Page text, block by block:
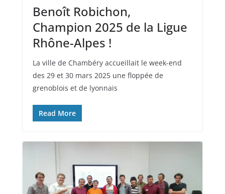
Benoît Robichon,
Champion 2025 de la Ligue
Rhône-Alpes !
La ville de Chambéry accueillait le week-end
des 29 et 30 mars 2025 une floppée de
grenoblois et de lyonnais
Read More